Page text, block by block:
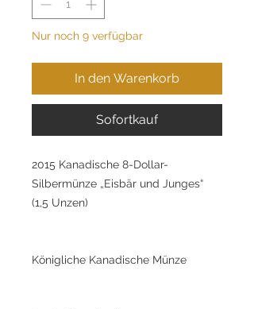
Nur noch 9 verfügbar
In den Warenkorb
Sofortkauf
2015 Kanadische 8-Dollar-
Silbermünze „Eisbär und Junges“
(1,5 Unzen)
Königliche Kanadische Münze